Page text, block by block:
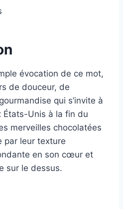
évocation de ce mot,
de douceur, de
qui s’invite à
États-Unis à la fin du
merveilles chocolatées
par leur texture
en son cœur et
sur le dessus.